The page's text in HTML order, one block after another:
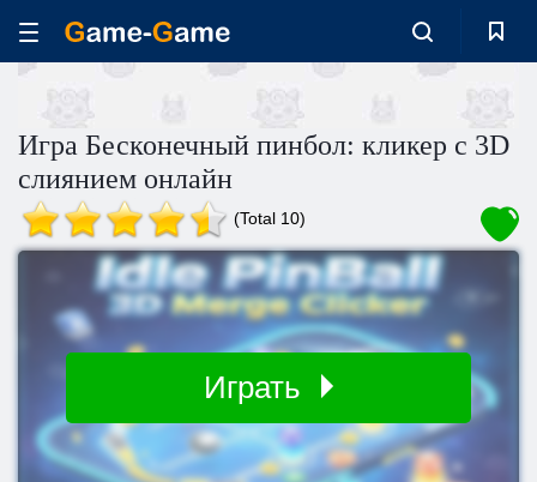
Игра Бесконечный пинбол: кликер с 3D
слиянием онлайн
(Total 10)
Играть